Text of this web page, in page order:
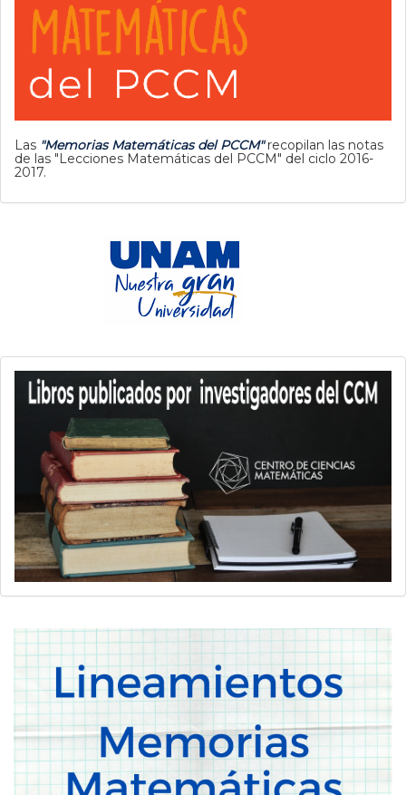
Las "Memorias Matemáticas del PCCM"recopilan las notas
de las "Lecciones Matemáticas del PCCM" del ciclo 2016-
2017.